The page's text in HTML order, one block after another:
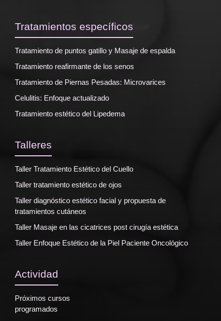
Tratamientos específicos
Tratamiento de puntos gatillo y Masaje de espalda
Tratamiento reafirmante de los senos
Tratamiento de Piernas Pesadas: Microvarices
Celulitis: Enfoque actualizado
Tratamiento estético del Lipedema
Talleres
Taller Tratamiento Estético del Cuello
Taller tratamiento estético de ojos
Taller diagnóstico estético facial y propuesta de
tratamientos cutáneos
Taller Masaje en las cicatrices post cirugía estética
Taller Enfoque Estético de la Piel Paciente Oncológico
Actividad
Próximos cursos
programados